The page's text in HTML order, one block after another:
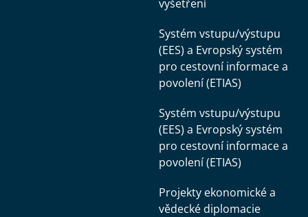
vyšetření
Systém vstupu/výstupu
(EES) a Evropský systém
pro cestovní informace a
povolení (ETIAS)
Systém vstupu/výstupu
(EES) a Evropský systém
pro cestovní informace a
povolení (ETIAS)
Projekty ekonomické a
vědecké diplomacie